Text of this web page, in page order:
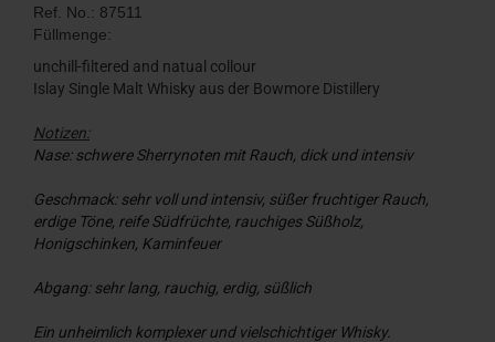
Ref. No.: 87511
Füllmenge:
unchill-filtered and natual collour
Islay Single Malt Whisky aus der Bowmore Distillery
Notizen:
Nase: schwere Sherrynoten mit Rauch, dick und intensiv
Geschmack: sehr voll und intensiv, süßer fruchtiger Rauch,
erdige Töne, reife Südfrüchte, rauchiges Süßholz,
Honigschinken, Kaminfeuer
Abgang: sehr lang, rauchig, erdig, süßlich
Ein unheimlich komplexer und vielschichtiger Whisky.